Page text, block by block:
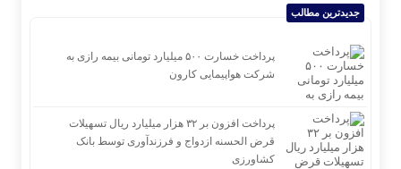
است
تامین آتیه کارکنان پست بانک ایران
شایعه گرانی بنزین، قیمت خودروهای برقی را بالا برد
هنگام درخواست دسته چک
جدیدترین مطالب
پرداخت خسارت ۵۰۰ میلیارد تومانی بیمه رازی به
شرکت هواپیمایی کارون
پرداخت افزون بر ۳۲ هزار میلیارد ریال تسهیلات
قرض الحسنه ازدواج و فرزندآوری توسط بانک
کشاورزی